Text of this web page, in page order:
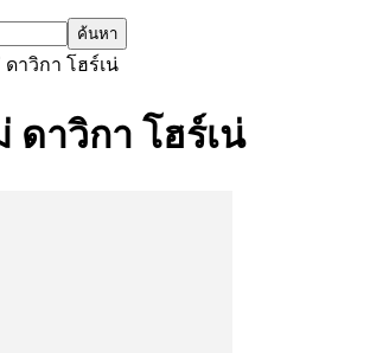
ดาวิกา โฮร์เน่
ดาวิกา โฮร์เน่